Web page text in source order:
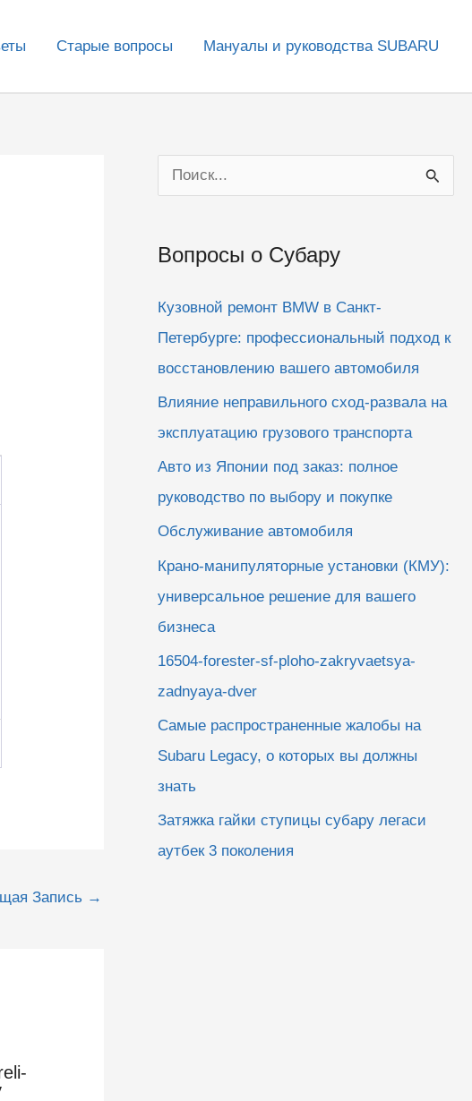
Старые вопросы Мануалы и руководства SUBARU
Запись →
о
с
Вопросы о Субару
Кузовной ремонт BMW в Санкт-
Петербурге: профессиональный подход к
восстановлению вашего автомобиля
Влияние неправильного сход-развала на
эксплуатацию грузового транспорта
Авто из Японии под заказ: полное
руководство по выбору и покупке
Обслуживание автомобиля
Крано-манипуляторные установки (КМУ):
универсальное решение для вашего
бизнеса
16504-forester-sf-ploho-zakryvaetsya-
zadnyaya-dver
Самые распространенные жалобы на
Subaru Legacy, о которых вы должны
знать
Затяжка гайки ступицы субару легаси
аутбек 3 поколения